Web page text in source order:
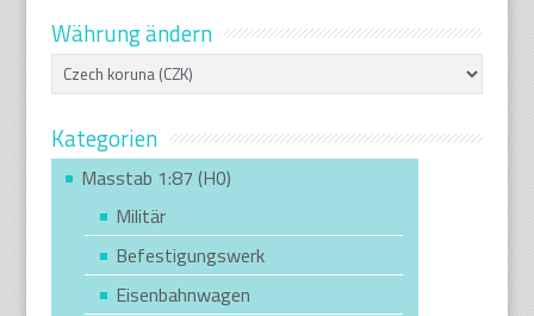
Währung ändern
Kategorien
Masstab 1:87 (H0)
Militär
Befestigungswerk
Eisenbahnwagen